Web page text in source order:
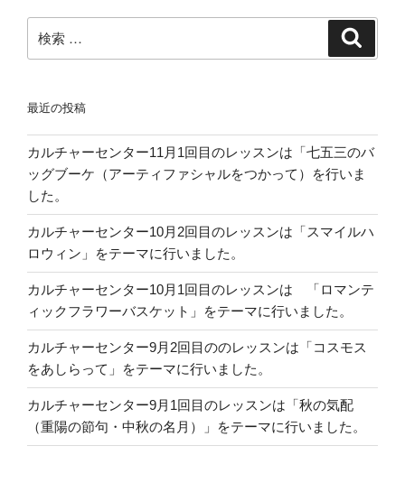
索:
最近の投稿
カルチャーセンター11月1回目のレッスンは「七五三のバ
ッグブーケ（アーティファシャルをつかって）を行いま
した。
カルチャーセンター10月2回目のレッスンは「スマイルハ
ロウィン」をテーマに行いました。
カルチャーセンター10月1回目のレッスンは 「ロマンテ
ィックフラワーバスケット」をテーマに行いました。
カルチャーセンター9月2回目ののレッスンは「コスモス
をあしらって」をテーマに行いました。
カルチャーセンター9月1回目のレッスンは「秋の気配
（重陽の節句・中秋の名月）」をテーマに行いました。